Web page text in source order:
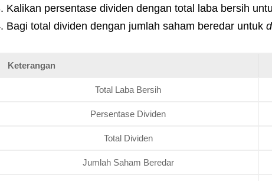
Kalikan persentase dividen dengan total laba bersih
Bagi total dividen dengan jumlah saham beredar untuk
Keterangan
Total Laba Bersih
Persentase Dividen
Total Dividen
Jumlah Saham Beredar